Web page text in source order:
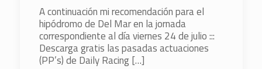
A continuación mi recomendación para el
hipódromo de Del Mar en la jornada
correspondiente al día viernes 24 de julio :::
Descarga gratis las pasadas actuaciones
(PP’s) de Daily Racing[…]